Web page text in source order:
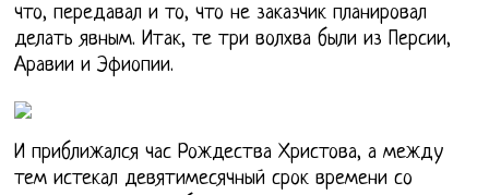
что, передавал и то, что не заказчик планировал
делать явным. Итак, те три волхва были из Персии,
Аравии и Эфиопии.
И приближался час Рождества Христова, а между
тем истекал девятимесячный срок времени со